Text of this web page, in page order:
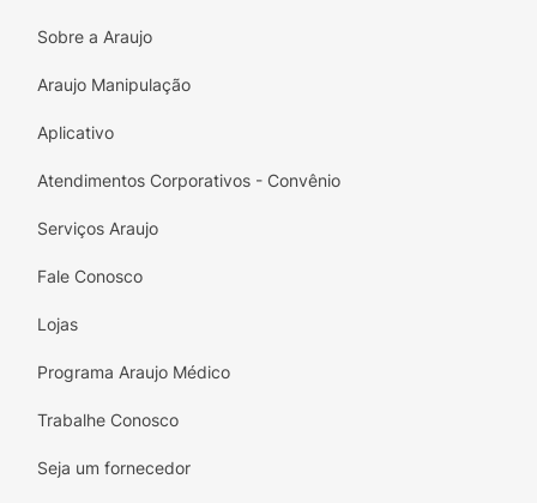
Sobre a Araujo
Araujo Manipulação
Aplicativo
Atendimentos Corporativos - Convênio
Serviços Araujo
Fale Conosco
Lojas
Programa Araujo Médico
Trabalhe Conosco
Seja um fornecedor